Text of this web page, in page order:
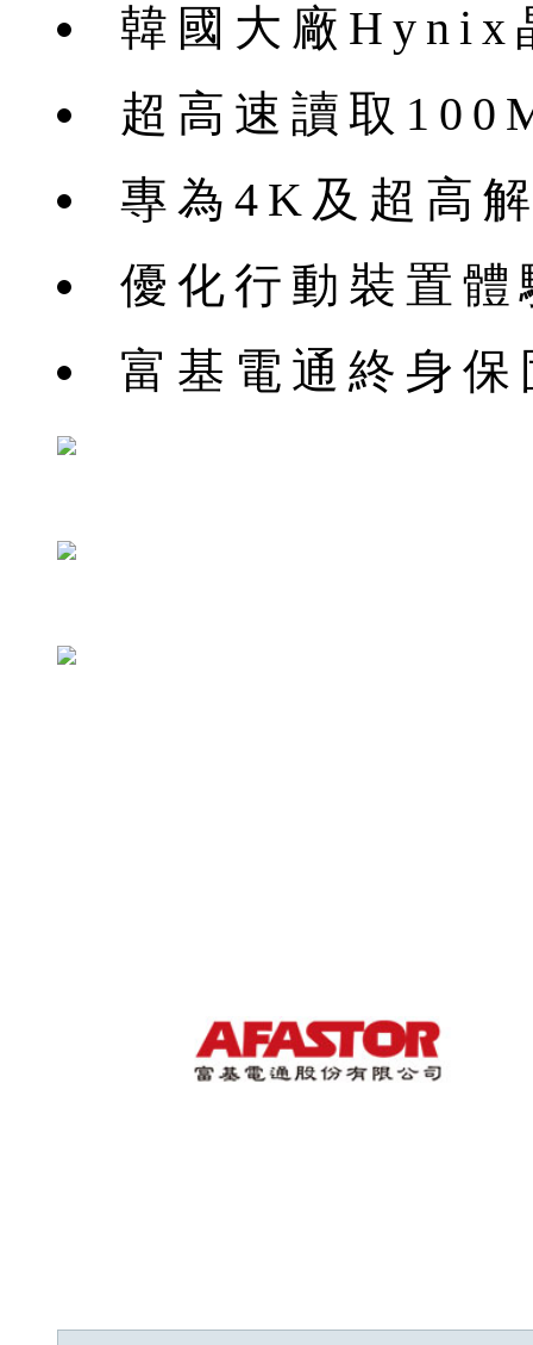
韓國大廠Hynix
超高速讀取
專為4K及超高
優化行動裝置
富基電通終身保